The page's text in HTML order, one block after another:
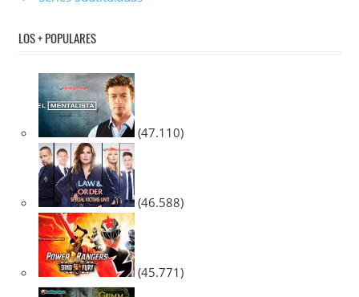
LOS + POPULARES
(47.110)
(46.588)
(45.771)